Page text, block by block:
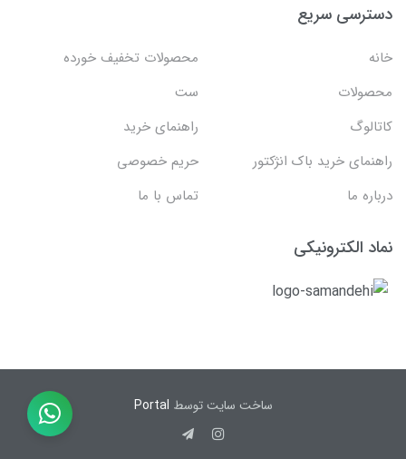
دسترسی سریع
خانه
محصولات تخفیف خورده
محصولات
ست
کاتالوگ
راهنمای خرید
راهنمای خرید باک انژکتور
حریم خصوصی
درباره ما
تماس با ما
نماد الکترونیکی
ساخت سایت توسط Portal